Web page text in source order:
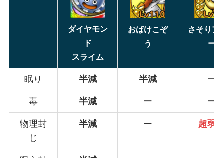
ダイヤモン
ド
スライム
おばけこぞ
う
さそりア
ー
眠り 半減 半減 ー
毒 半減 ー ー
物理封
じ
半減 ー 超弱